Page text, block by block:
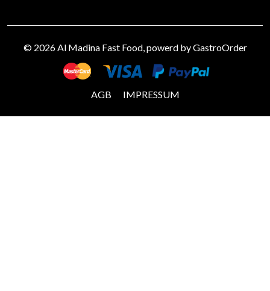
© 2026 Al Madina Fast Food, powerd byGastroOrder
AGB IMPRESSUM